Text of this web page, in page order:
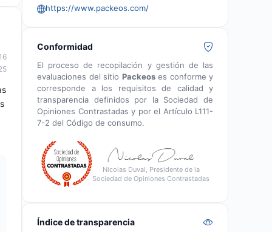
https://www.packeos.com/
Conformidad
El proceso de recopilación y gestión de las
evaluaciones del sitio Packeoses conforme y
corresponde a los requisitos de calidad y
transparencia definidos por la Sociedad de
Opiniones Contrastadas y por el Artículo L111-
7-2 del Código de consumo.
Nicolas Duval, Presidente de la
Sociedad de Opiniones Contrastadas
Índice de transparencia